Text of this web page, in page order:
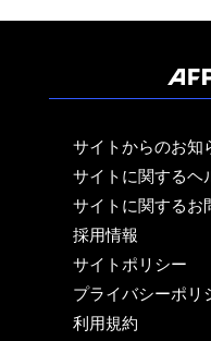
サイトからのお知
サイトに関するヘ
サイトに関するお
採用情報
サイトポリシー
プライバシーポリ
利用規約